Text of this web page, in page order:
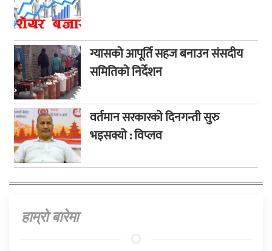
ग्यासको आपूर्ति सहज बनाउन संसदीय
समितिको निर्देशन
वर्तमान सरकारको दिनगन्ती सुरु
भइसक्यो : विप्लव
हाम्राे बारेमा